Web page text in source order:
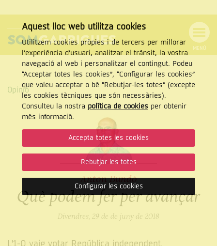
NAVEGACIÓ
MENÚ
Cercar
CERCAR
Opinió
Anton Bundó
Què podem fer per avançar
Divendres, 29 de de juny de 2018
Aquest lloc web utilitza cookies
Utilitzem cookies pròpies i de tercers per millorar
l’experiència d’usuari, analitzar el trànsit, la vostra
navegació al web i personalitzar el contingut. Podeu
“Acceptar totes les cookies”, “Configurar les cookies”
que voleu acceptar o bé “Rebutjar-les totes” (excepte
les cookies tècniques que són necessàries).
Consulteu la nostra política de cookiesper obtenir
més informació.
Accepta totes les cookies
Rebutjar-les totes
Configurar les cookies